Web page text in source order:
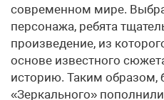
современном мире.
персонажа, ребята
произведение, из
основе известного
историю. Таким образом,
«Зеркального»